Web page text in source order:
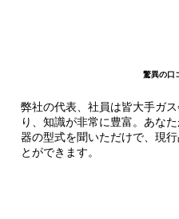
弊社の代表、社員は皆大手ガ
り、知識が非常に豊富。あな
器の型式を聞いただけで、現
とができます。
驚異の口